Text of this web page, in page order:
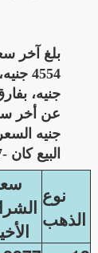
جنيه
البيع كان -27 جنيه مما عكس انخفاضا.
نوع
الذهب